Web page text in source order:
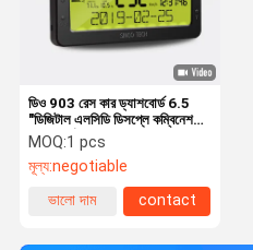
ডিও 903 রেস কার ড্যাশবোর্ড 6.5
"ডিজিটাল এলসিডি ডিসপ্লে কম্বিনেশন
ড্যাশবোর্ড
MOQ:1 pcs
মূল্য:negotiable
ভালো দাম
contact